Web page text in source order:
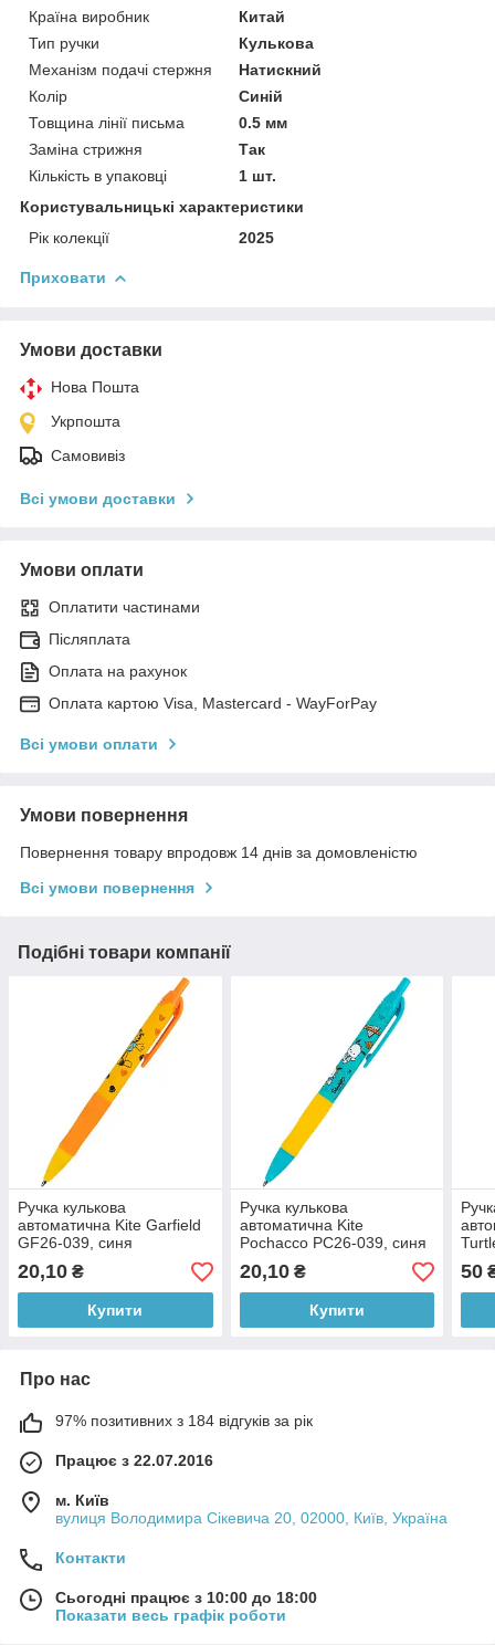
Країна виробник
Китай
Тип ручки
Кулькова
Механізм подачі стержня
Натискний
Колір
Синій
Товщина лінії письма
0.5 мм
Заміна стрижня
Так
Кількість в упаковці
1 шт.
Користувальницькі характеристики
Рік колекції
2025
Приховати
Умови доставки
Нова Пошта
Укрпошта
Самовивіз
Всі умови доставки
Умови оплати
Оплатити частинами
Післяплата
Оплата на рахунок
Оплата картою Visa, Mastercard - WayForPay
Всі умови оплати
Умови повернення
Повернення товару впродовж 14 днів за домовленістю
Всі умови повернення
Подібні товари компанії
Ручка кулькова
автоматична Kite Garfield
GF26-039, синя
20,10 ₴
Купити
Ручка кулькова
автоматична Kite
Pochacco PC26-039, синя
20,10₴
Купити
50
Про нас
97% позитивних з 184 відгуків за рік
Працює з 22.07.2016
м. Київ
вулиця Володимира Сікевича 20, 02000, Київ, Україна
Контакти
Сьогодні працює з 10:00 до 18:00
Показати весь графік роботи